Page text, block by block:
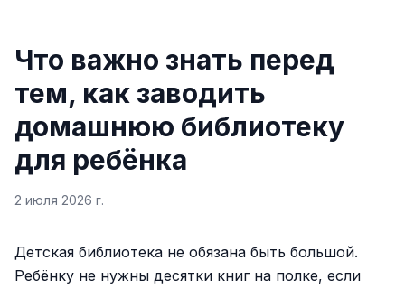
Что важно знать перед
тем, как заводить
домашнюю библиотеку
для ребёнка
2 июля 2026 г.
Детская библиотека не обязана быть большой.
Ребёнку не нужны десятки книг на полке, если